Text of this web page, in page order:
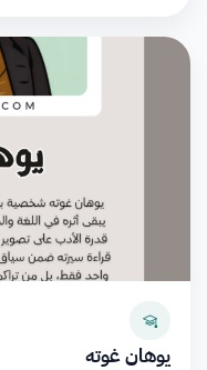
يوهان غوته